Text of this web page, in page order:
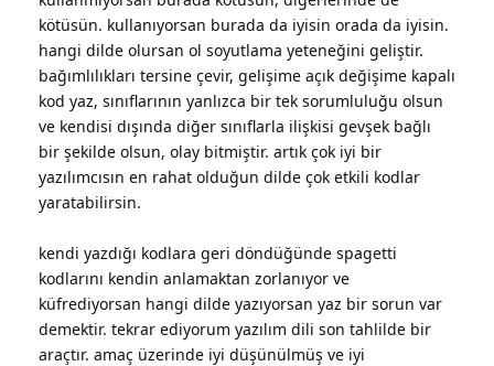
kötüsün. kullanıyorsan burada da iyisin orada da iyisin.
hangi dilde olursan ol soyutlama yeteneğini geliştir.
bağımlılıkları tersine çevir, gelişime açık değişime kapalı
kod yaz, sınıflarının yanlızca bir tek sorumluluğu olsun
ve kendisi dışında diğer sınıflarla ilişkisi gevşek bağlı
bir şekilde olsun, olay bitmiştir. artık çok iyi bir
yazılımcısın en rahat olduğun dilde çok etkili kodlar
yaratabilirsin.
kendi yazdığı kodlara geri döndüğünde spagetti
kodlarını kendin anlamaktan zorlanıyor ve
küfrediyorsan hangi dilde yazıyorsan yaz bir sorun var
demektir. tekrar ediyorum yazılım dili son tahlilde bir
araçtır. amaç üzerinde iyi düşünülmüş ve iyi